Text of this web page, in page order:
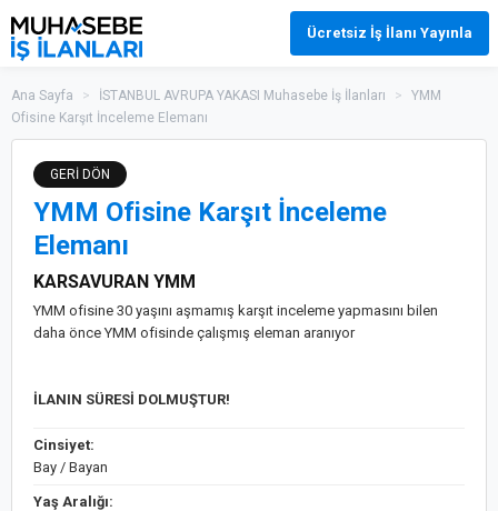
Ücretsiz İş İlanı Yayınla
Ana Sayfa > İSTANBUL AVRUPA YAKASI Muhasebe İş İlanları >
YMM
Ofisine Karşıt İnceleme Elemanı
GERİ DÖN
YMM Ofisine Karşıt İnceleme
Elemanı
KARSAVURAN YMM
YMM ofisine 30 yaşını aşmamış karşıt inceleme yapmasını bilen
daha önce YMM ofisinde çalışmış eleman aranıyor
İLANIN SÜRESİ DOLMUŞTUR!
Cinsiyet:
Bay / Bayan
Yaş Aralığı: